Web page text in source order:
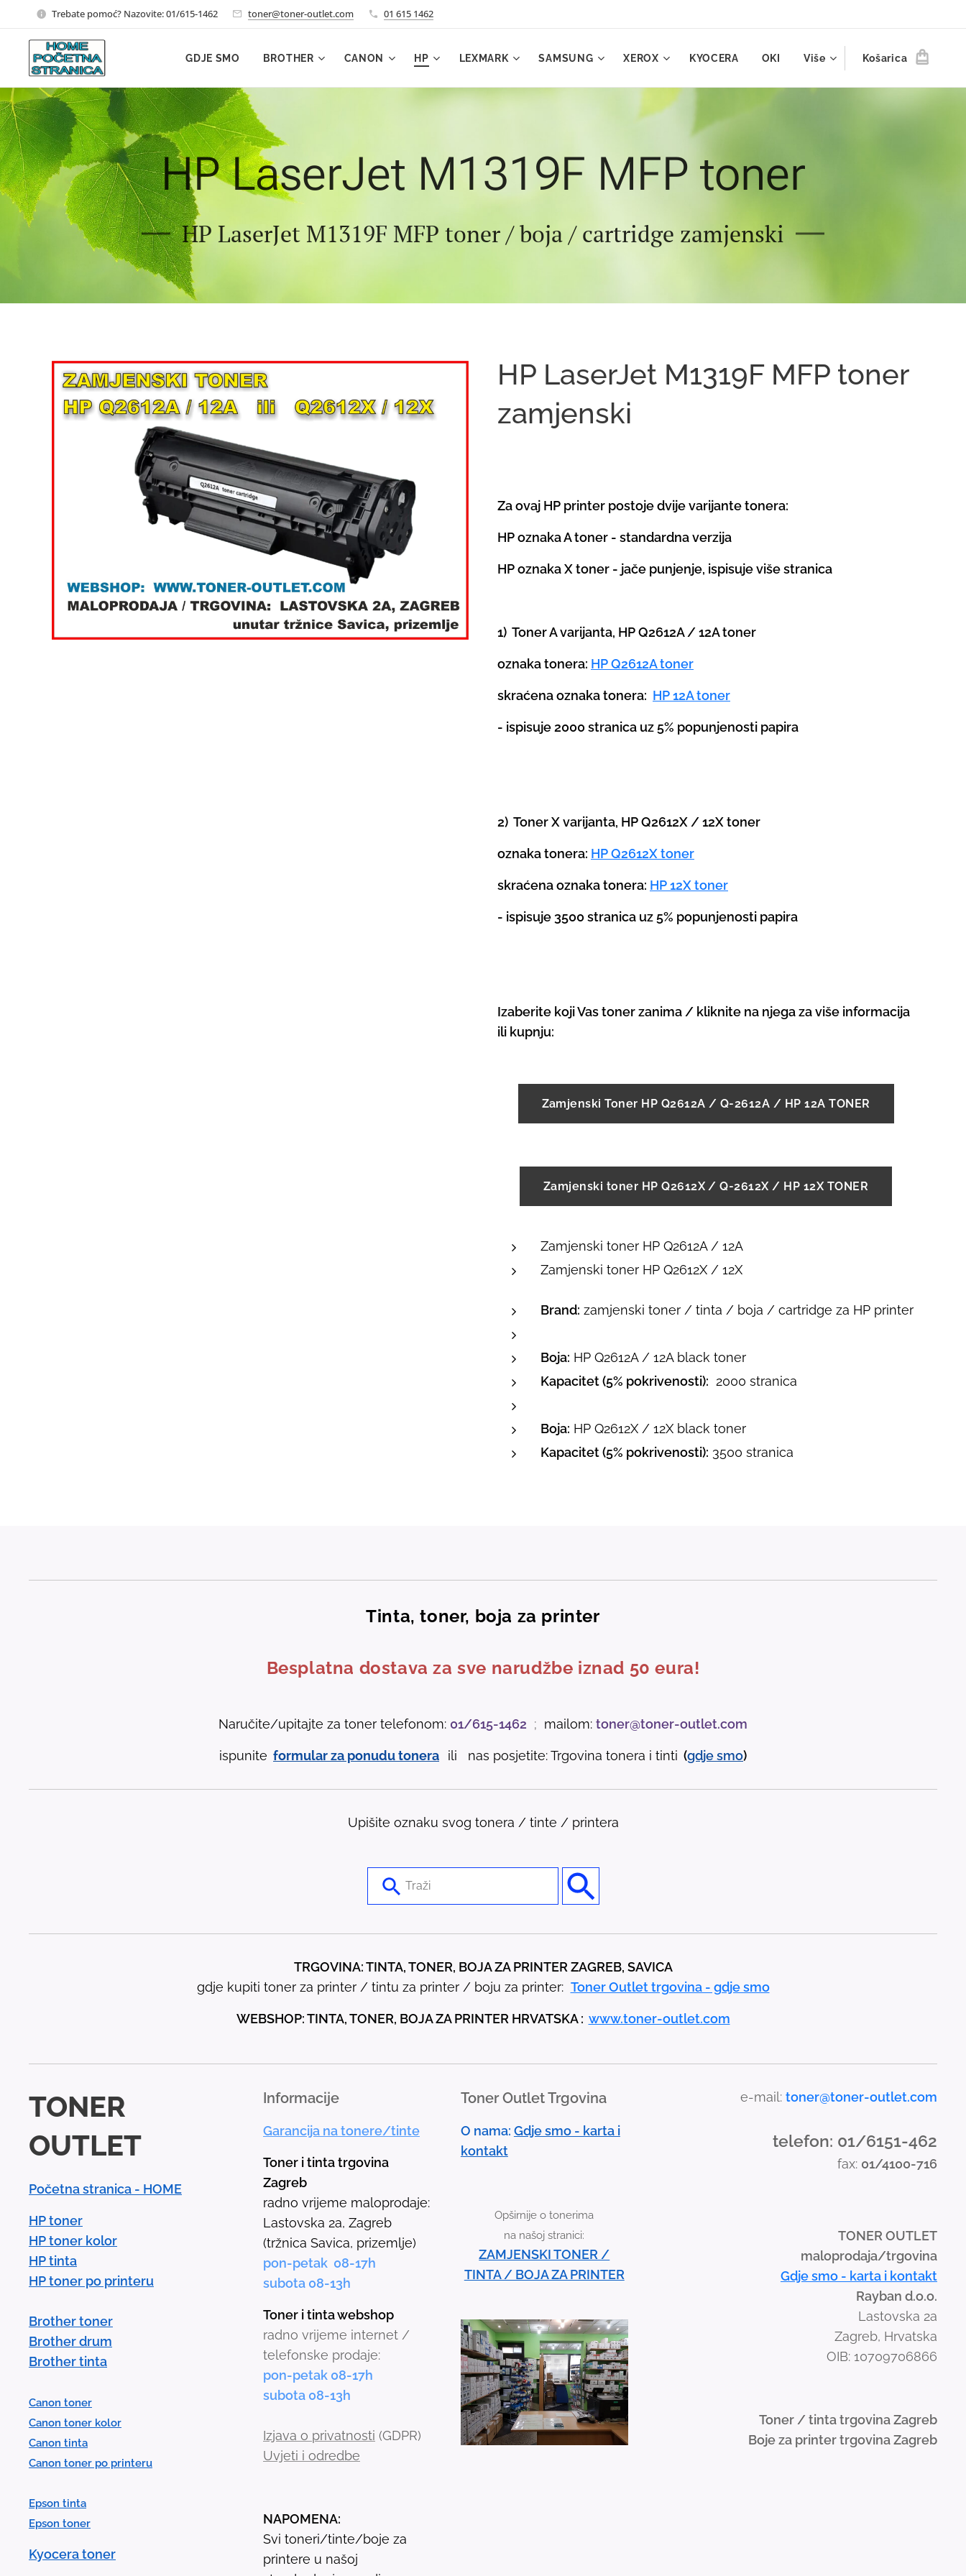
Trebate pomoć? Nazovite: 01/615-1462 toner@toner-outlet.com 01 615 1462
GDJE SMO BROTHER CANON HP LEXMARK SAMSUNG XEROX KYOCERA OKI Više Košarica
HP LaserJet M1319F MFP toner
HP LaserJet M1319F MFP toner / boja / cartridge zamjenski
HP LaserJet M1319F MFP toner
zamjenski
Za ovaj HP printer postoje dvije varijante tonera:
HP oznaka A toner - standardna verzija
HP oznaka X toner - jače punjenje, ispisuje više stranica
1) Toner A varijanta, HP Q2612A / 12A toner
oznaka tonera: HP Q2612A toner
skraćena oznaka tonera: HP 12A toner
- ispisuje 2000 stranica uz 5% popunjenosti papira
2) Toner X varijanta, HP Q2612X / 12X toner
oznaka tonera: HP Q2612X toner
skraćena oznaka tonera: HP 12X toner
- ispisuje 3500 stranica uz 5% popunjenosti papira
Izaberite koji Vas toner zanima / kliknite na njega za više informacija
ili kupnju:
Zamjenski Toner HP Q2612A / Q-2612A / HP 12A TONER
Zamjenski toner HP Q2612X / Q-2612X / HP 12X TONER
Zamjenski toner HP Q2612A / 12A
Zamjenski toner HP Q2612X / 12X
Brand: zamjenski toner / tinta / boja / cartridge za HP printer
Boja: HP Q2612A / 12A black toner
Kapacitet (5% pokrivenosti): 2000 stranica
Boja: HP Q2612X / 12X black toner
Kapacitet (5% pokrivenosti): 3500 stranica
Tinta, toner, boja za printer
Besplatna dostava za sve narudžbe iznad 50 eura!
Naručite/upitajte za toner telefonom: 01/615-1462 ; mailom: toner@toner-outlet.com
ispunite formular za ponudu tonera ili nas posjetite: Trgovina tonera i tinti (gdjesmo)
Upišite oznaku svog tonera / tinte / printera
t
u
p
d
w
w
s
o
s
e
l
e
c
TRGOVINA: TINTA, TONER, BOJA ZA PRINTER ZAGREB, SAVICA
gdje kupiti toner za printer / tintu za printer / boju za printer: Toner Outlet trgovina - gdje smo
WEBSHOP: TINTA, TONER, BOJA ZA PRINTER HRVATSKA : www.toner-outlet.com
TONER
OUTLET
Početna stranica - HOME
HP toner
HP toner kolor
HP tinta
HP toner po printeru
Brother toner
Brother drum
Brother tinta
Canon toner
Canon toner kolor
Canon tinta
Canon toner po printeru
Epson tinta
Epson toner
Kyocera toner
Informacije
Garancija na tonere/tinte
Toner i tinta trgovina
Zagreb
radno vrijeme maloprodaje:
Lastovska 2a, Zagreb
(tržnica Savica, prizemlje)
pon-petak 08-17h
subota 08-13h
Toner i tinta webshop
radno vrijeme internet /
telefonske prodaje:
pon-petak 08-17h
subota 08-13h
Izjava o privatnosti (GDPR)
Uvjeti i odredbe
NAPOMENA:
Svi toneri/tinte/boje za
printere u našoj
Toner Outlet Trgovina
O nama: Gdje smo - karta i
kontakt
Opširnije o tonerima
na našoj stranici:
ZAMJENSKI TONER /
TINTA / BOJA ZA PRINTER
e-mail: toner@toner-outlet.com
telefon: 01/6151-462
fax: 01/4100-716
TONER OUTLET
maloprodaja/trgovina
Gdje smo - karta i kontakt
Rayban d.o.o.
Lastovska 2a
Zagreb, Hrvatska
OIB: 10709706866
Toner / tinta trgovina Zagreb
Boje za printer trgovina Zagreb